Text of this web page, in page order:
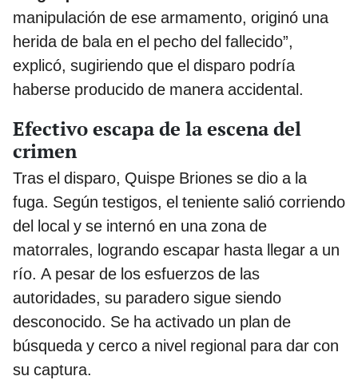
manipulación de ese armamento, originó una
herida de bala en el pecho del fallecido”,
explicó, sugiriendo que el disparo podría
haberse producido de manera accidental.
Efectivo escapa de la escena del
crimen
Tras el disparo, Quispe Briones se dio a la
fuga. Según testigos, el teniente salió corriendo
del local y se internó en una zona de
matorrales, logrando escapar hasta llegar a un
río. A pesar de los esfuerzos de las
autoridades, su paradero sigue siendo
desconocido. Se ha activado un plan de
búsqueda y cerco a nivel regional para dar con
su captura.